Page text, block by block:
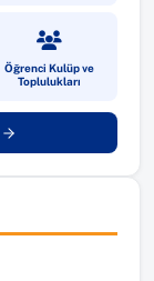
açılır)
Öğrenci Kulüp ve
Toplulukları
(yeni sekmede